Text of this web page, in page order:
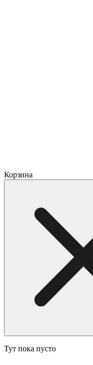
Корзина
Тут пока пусто